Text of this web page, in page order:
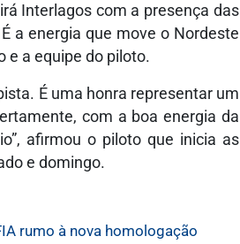
Interlagos com a presença das
a energia que move o Nordeste
e a equipe do piloto.
É uma honra representar um
com a boa energia da
afirmou o piloto que inicia as
e domingo.
rumo à nova homologação